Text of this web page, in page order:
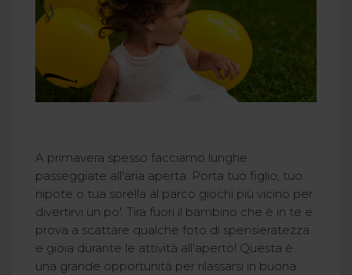
A primavera spesso facciamo lunghe
passeggiate all'aria aperta. Porta tuo figlio, tuo
nipote o tua sorella al parco giochi più vicino per
divertirvi un po'. Tira fuori il bambino che è in te e
prova a scattare qualche foto di spensieratezza
e gioia durante le attività all'aperto! Questa è
una grande opportunità per rilassarsi in buona